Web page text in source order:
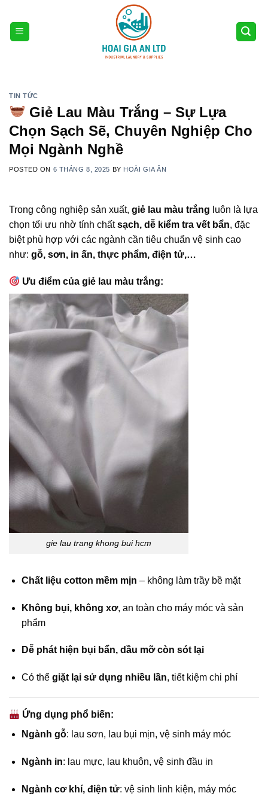
content
TIN TỨC
Giẻ Lau Màu Trắng – Sự Lựa
Chọn Sạch Sẽ, Chuyên Nghiệp Cho
Mọi Ngành Nghề
POSTED ON 6 THÁNG 8, 2025 BY HOÀI GIA ÂN
Trong công nghiệp sản xuất, giẻ lau màu trắng luôn là lựa
chọn tối ưu nhờ tính chấtsạch, dễ kiểm tra vết bẩn, đặc
biệt phù hợp với các ngành cần tiêu chuẩn vệ sinh cao
như: gỗ, sơn, in ấn, thực phẩm, điện tử,…
Ưu điểm của giẻ lau màu trắng:
gie lau trang khong bui hcm
Chất liệu cotton mềm mịn – không làm trầy bề mặt
Không bụi, không xơ, an toàn cho máy móc và sản
phẩm
Dễ phát hiện bụi bẩn, dầu mỡ còn sót lại
Có thể giặt lại sử dụng nhiều lần, tiết kiệm chi phí
Ứng dụng phổ biến:
Ngành gỗ: lau sơn, lau bụi mịn, vệ sinh máy móc
Ngành in: lau mực, lau khuôn, vệ sinh đầu in
Ngành cơ khí, điện tử: vệ sinh linh kiện, máy móc